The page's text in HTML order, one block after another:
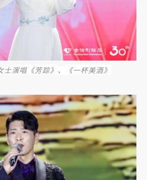
士演唱《芳踪》 、 《一杯美酒》